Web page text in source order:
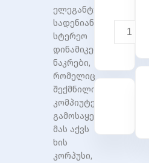
ელეგანტური,
სადენიანი
სტერეო
დინამიკების
ნაკრები,
რომელიც
შექმნილია
კომპიუტერებთან
გამოსაყენებლად.
მას აქვს
ხის
კორპუსი,
Genius
Powered
Speakers